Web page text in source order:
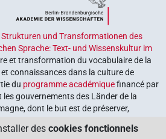
Strukturen und Transformationen des
Sprache: Text- und Wissenskultur im
et transformation du vocabulaire de la
connaissances dans la culture de
du programme académiquefinancé par
les gouvernements des Länder de la
dont le but est de préserver,
allemandes des sciences et
des cookies fonctionnels